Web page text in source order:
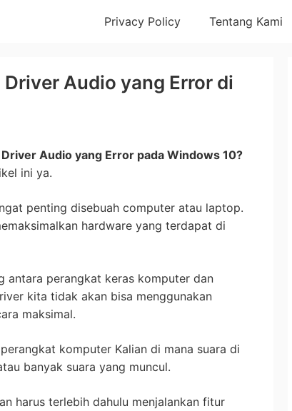
Privacy Policy Tentang Kami
Audio yang Error di
Audio yang Error pada Windows 10?
ini ya.
penting disebuah computer atau laptop.
hardware yang terdapat di
antara perangkat keras komputer dan
kita tidak akan bisa menggunakan
maksimal.
komputer Kalian di mana suara di
banyak suara yang muncul.
harus terlebih dahulu menjalankan fitur